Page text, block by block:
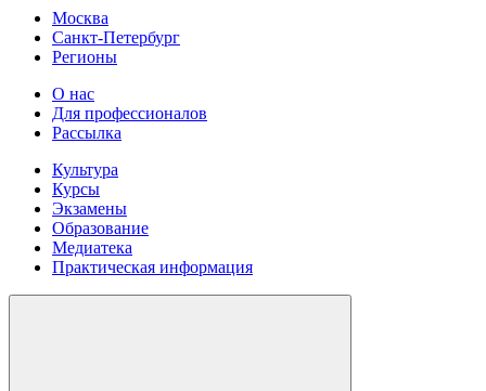
Москва
Санкт-Петербург
Регионы
О нас
Для профессионалов
Рассылка
Культура
Курсы
Экзамены
Образование
Медиатека
Практическая информация